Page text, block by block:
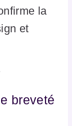
la
et
breveté